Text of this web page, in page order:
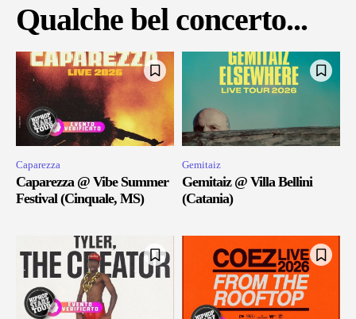
Qualche bel concerto...
Caparezza
Caparezza @ Vibe Summer
Festival (Cinquale, MS)
Gemitaiz
Gemitaiz @ Villa Bellini
(Catania)